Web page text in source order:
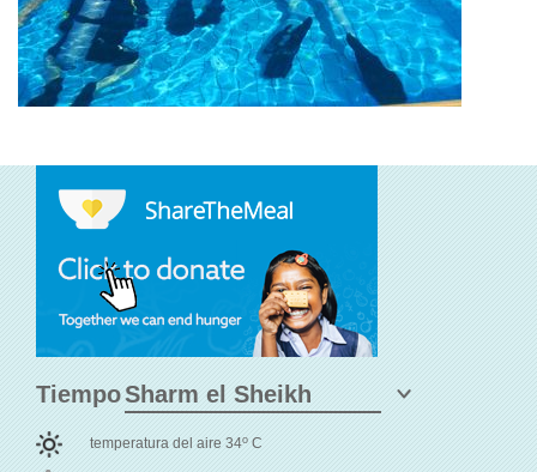
Tiempo
temperatura del aire 34o C